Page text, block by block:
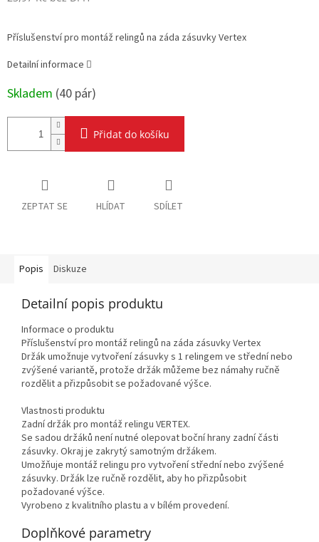
cena:
Příslušenství pro montáž relingů na záda zásuvky Vertex
Detailní informace
Skladem (40 pár)
Přidat do košíku
ZEPTAT SE HLÍDAT SDÍLET
Popis Diskuze
Detailní popis produktu
Informace o produktu
Příslušenství pro montáž relingů na záda zásuvky Vertex
Držák umožnuje vytvoření zásuvky s 1 relingem ve střední nebo
zvýšené variantě, protože držák můžeme bez námahy ručně
rozdělit a přizpůsobit se požadované výšce.
Vlastnosti produktu
Zadní držák pro montáž relingu VERTEX.
Se sadou držáků není nutné olepovat boční hrany zadní části
zásuvky. Okraj je zakrytý samotným držákem.
Umožňuje montáž relingu pro vytvoření střední nebo zvýšené
zásuvky. Držák lze ručně rozdělit, aby ho přizpůsobit
požadované výšce.
Vyrobeno z kvalitního plastu a v bílém provedení.
Doplňkové parametry